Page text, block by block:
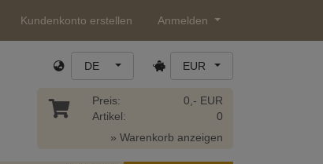
Kundenkonto erstellen Anmelden
DE EUR
Preis:
Artikel:
0,- EUR
0
» Warenkorb anzeigen